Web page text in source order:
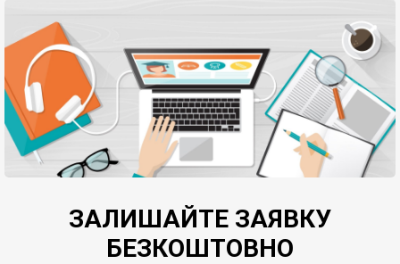
ЗАЛИШАЙТЕ ЗАЯВКУ
БЕЗКОШТОВНО